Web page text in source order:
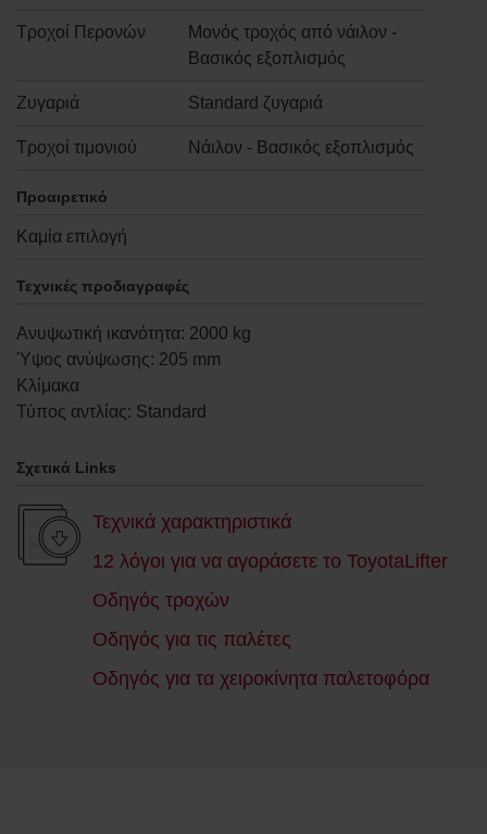
Τροχοί Περονών
Μονός τροχός από νάιλον -
Βασικός εξοπλισμός
Ζυγαριά Standard ζυγαριά
Τροχοί τιμονιού Νάιλον - Βασικός εξοπλισμός
Προαιρετικό
Καμία επιλογή
Τεχνικές προδιαγραφές
Ανυψωτική ικανότητα: 2000 kg
Ύψος ανύψωσης: 205 mm
Κλίμακα
Τύπος αντλίας: Standard
Σχετικά Links
Τεχνικά χαρακτηριστικά
12 λόγοι για να αγοράσετε το ToyotaLifter
Οδηγός τροχών
Οδηγός για τις παλέτες
Οδηγός για τα χειροκίνητα παλετοφόρα